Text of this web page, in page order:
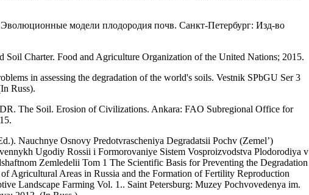
модели плодородия почв. Санкт-Петербург: Изд-во
Soil Charter. Food and Agriculture Organization of the United Nations; 2015.
in assessing the degradation of the world's soils. Vestnik SPbGU Ser 3
Russ).
The Soil. Erosion of Civilizations. Ankara: FAO Subregional Office for
Nauchnye Osnovy Predotvrascheniya Degradatsii Pochv (Zemel’)
Ugodiy Rossii i Formorovaniye Sistem Vosproizvodstva Plodorodiya v
Zemledelii Tom 1 The Scientific Basis for Preventing the Degradation
Agricultural Areas in Russia and the Formation of Fertility Reproduction
Landscape Farming Vol. 1.. Saint Petersburg: Muzey Pochvovedenya im.